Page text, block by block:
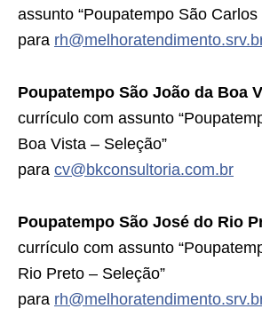
assunto “Poupatempo São Carlos
para
Poupatempo São João da Boa
currículo com assunto
Boa Vista – Seleção”
para cv@bkconsultoria.com.br
Poupatempo São José do Rio
currículo com assunto
Rio Preto – Seleção”
para